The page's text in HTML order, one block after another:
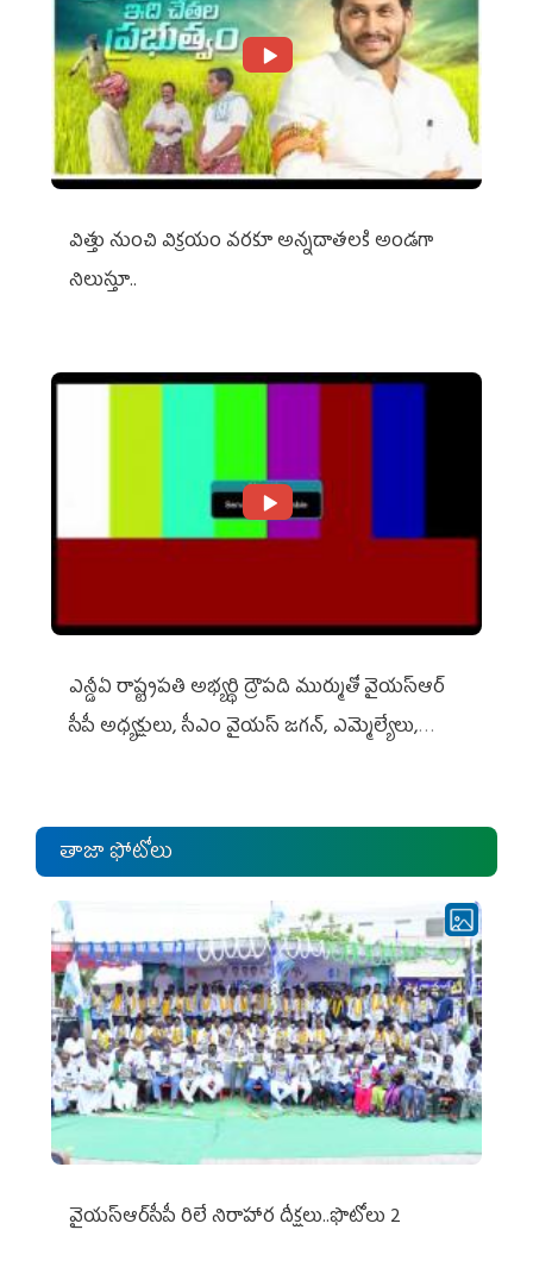
విత్తు నుంచి విక్రయం వరకూ అన్నదాతలకి అండగా
నిలుస్తూ..
ఎన్డీఏ రాష్ట్ర‌ప‌తి అభ్య‌ర్థి ద్రౌప‌ది ముర్ముతో వైయ‌స్ఆర్
సీపీ అధ్య‌క్షులు, సీఎం వైయ‌స్ జ‌గ‌న్, ఎమ్మెల్యేలు,
తాజా ఫోటోలు
వైయ‌స్ఆర్‌సీపీ రిలే నిరాహార దీక్షలు..ఫొటోలు 2